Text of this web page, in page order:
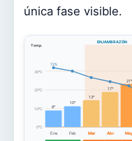
única fase visible.
ENJAMBRAZÓN
0°C
10°C
20°C
30°C
Temp.
8°
10°
13°
17°
21°
72%
Ene Feb Mar Abr